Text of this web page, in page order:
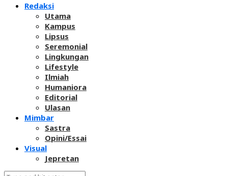
Redaksi
Utama
Kampus
Lipsus
Seremonial
Lingkungan
Lifestyle
Ilmiah
Humaniora
Editorial
Ulasan
Mimbar
Sastra
Opini/Essai
Visual
Jepretan